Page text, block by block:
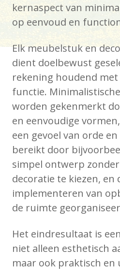
kernaspect van
op eenvoud en
Elk meubelstuk en
dient doelbewust
rekening houdend
functie.
worden gekenmerkt
en eenvoudige
een gevoel van orde
bereikt door
simpel ontwerp
decoratie te kiezen, en
implementeren van
de ruimte
Het eindresultaat is
niet alleen esthetisch
maar ook praktisch en